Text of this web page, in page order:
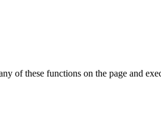
of these functions on the page and